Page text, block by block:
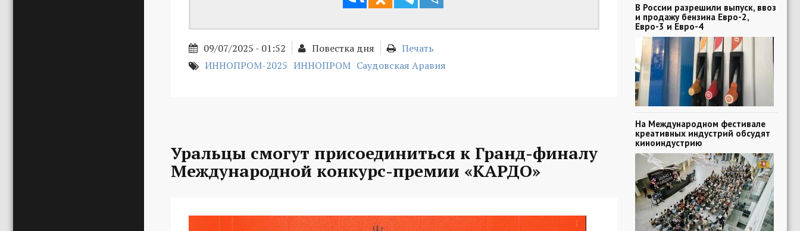
09/07/2025 - 01:52 Повестка дня
Печать
ИННОПРОМ-2025 ИННОПРОМ Саудовская Аравия
Уральцы смогут присоединиться к Гранд-финалу
Международной конкурс-премии «КАРДО»
В России разрешили выпуск, ввоз
и продажу бензина Евро-2,
Евро-3 и Евро-4
На Международном фестивале
креативных индустрий обсудят
киноиндустрию